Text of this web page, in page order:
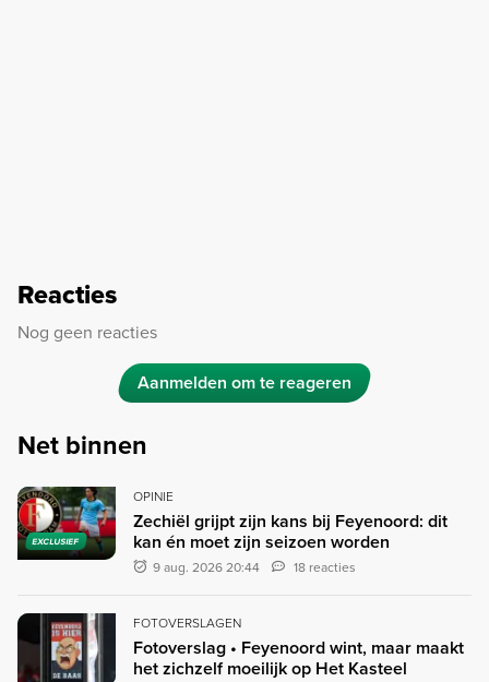
Reacties
Nog geen reacties
Aanmelden om te reageren
Net binnen
EXCLUSIEF
OPINIE
Zechiël grijpt zijn kans bij Feyenoord: dit
kan én moet zijn seizoen worden
9 aug. 2026 20:44 18 reacties
FOTOVERSLAGEN
Fotoverslag • Feyenoord wint, maar maakt
het zichzelf moeilijk op Het Kasteel